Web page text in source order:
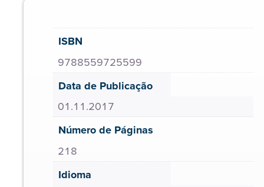
ISBN
9788559725599
Data de Publicação
01.11.2017
Número de Páginas
218
Idioma